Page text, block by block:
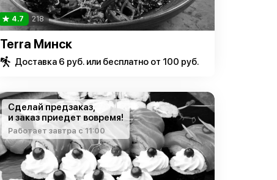
4.7 218
Terra Минск
Доставка 6 руб. или бесплатно от 100 руб.
Сделай предзаказ,
и заказ приедет вовремя!
Работает завтра с 11:00